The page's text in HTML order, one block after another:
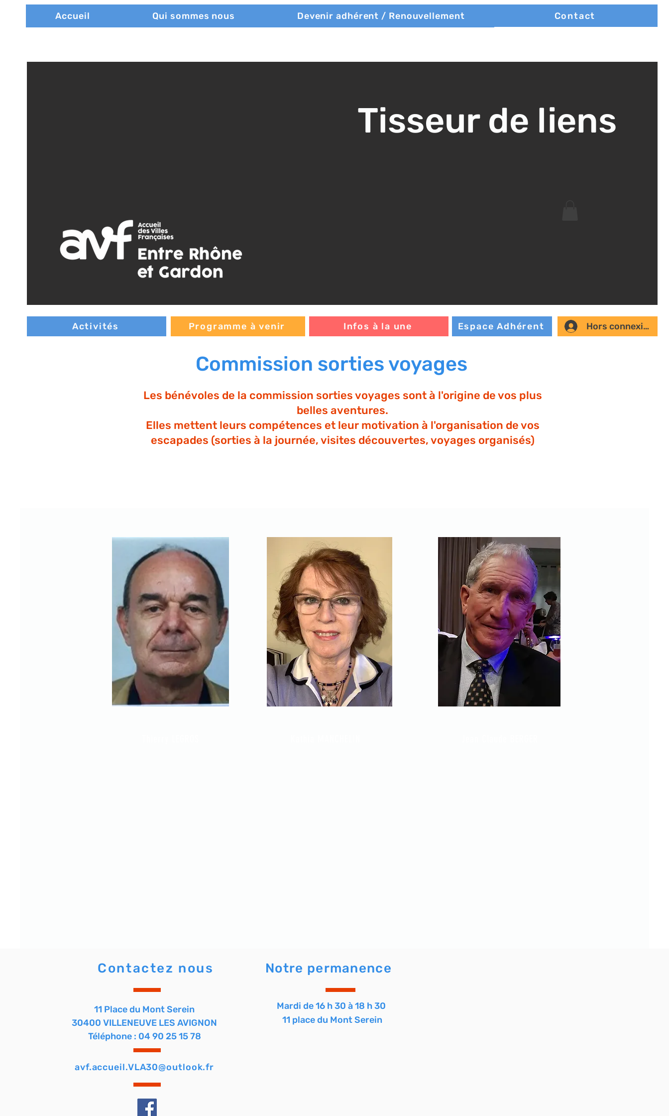
Accueil Qui sommes nous Devenir adhérent / Renouvellement Contact
Tisseur de liens
Activités Programme à venir Infos à la une Espace Adhérent Hors connexion
Commission sorties voyages
Les bénévoles de la commission sorties voyages sont à l'origine de vos plus
belles aventures.
Elles mettent leurs compétences et leur motivation à l'organisation de vos
escapades (sorties à la journée, visites découvertes, voyages organisés)
Contactez nous
11 Place du Mont Serein
30400 VILLENEUVE LES AVIGNON
Téléphone : 04 90 25 15 78
avf.accueil.VLA30@outlook.fr
Notre permanence
Mardi de 16 h 30 à 18 h 30
11 place du Mont Serein